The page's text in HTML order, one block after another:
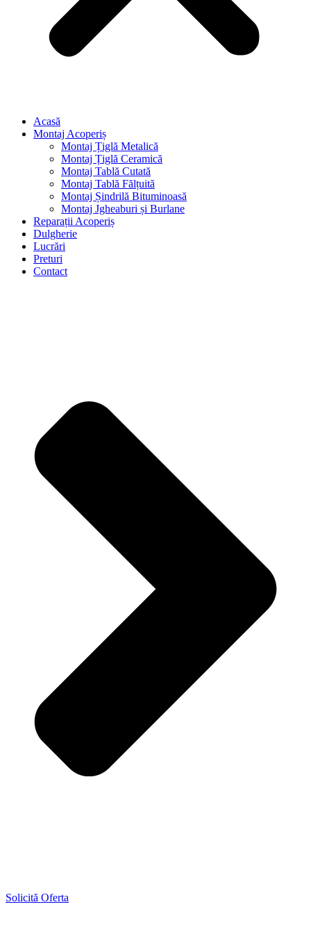
Acasă
Montaj Acoperiș
Montaj Țiglă Metalică
Montaj Țiglă Ceramică
Montaj Tablă Cutată
Montaj Tablă Fălțuită
Montaj Șindrilă Bituminoasă
Montaj Jgheaburi și Burlane
Reparații Acoperiș
Dulgherie
Lucrări
Preturi
Contact
Solicită Oferta